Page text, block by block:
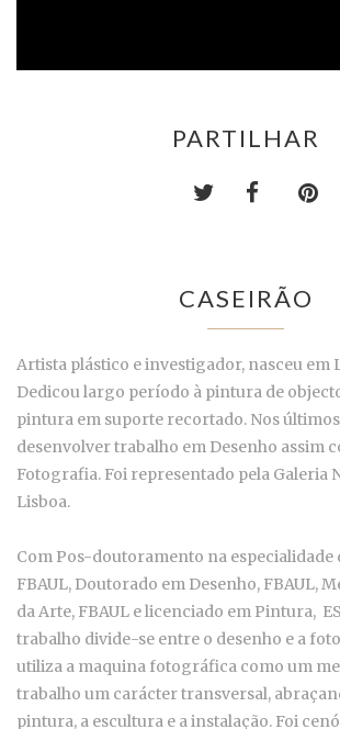
PARTILHAR
CASEIRÃO
Artista plástico e investigador, nasceu em
Dedicou largo período à pintura de
pintura em suporte recortado. Nos
desenvolver trabalho em Desenho assim
Fotografia. Foi representado pela Galeria
Lisboa.
Com Pos-doutoramento na especialidade
FBAUL, Doutorado em Desenho, FBAUL,
da Arte, FBAUL e licenciado em Pintura,
trabalho divide-se entre o desenho e a
utiliza a maquina fotográfica como um
trabalho um carácter transversal,
pintura, a escultura e a instalação. Foi